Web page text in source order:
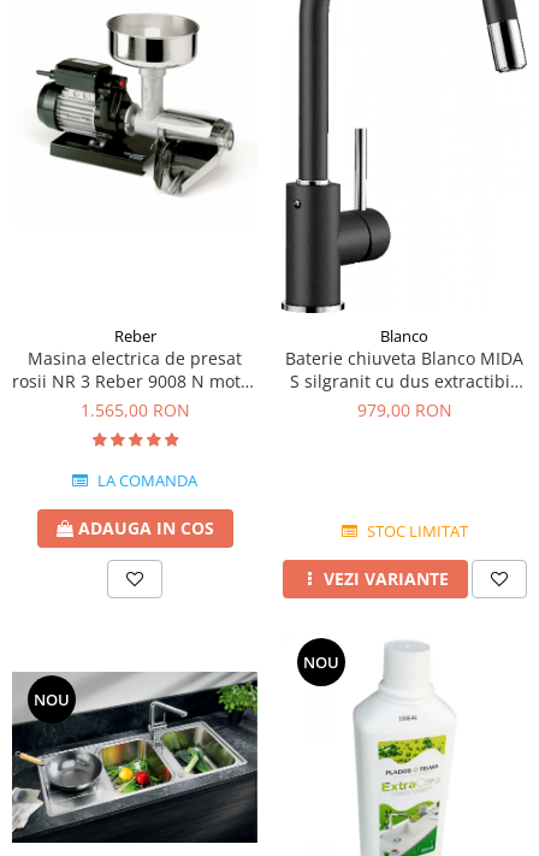
Reber
Masina electrica de presat
rosii NR 3 Reber 9008 N motor
prin inductie de 400W
1.565,00 RON
LA COMANDA
ADAUGA IN COS
Blanco
Baterie chiuveta Blanco MIDA
S silgranit cu dus extractibil,
diferite culori
979,00 RON
STOC LIMITAT
VEZI VARIANTE
NOU
NOU